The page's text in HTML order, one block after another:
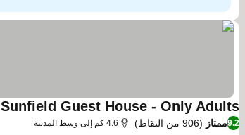
Sunfield Guest House - Only Adults
9.2ممتاز (906 من النقاط) 4.6 كم إلى وسط المدينة